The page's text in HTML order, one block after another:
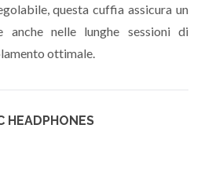
questa cuffia assicura un
anche nelle lunghe sessioni di
ottimale.
HEADPHONES